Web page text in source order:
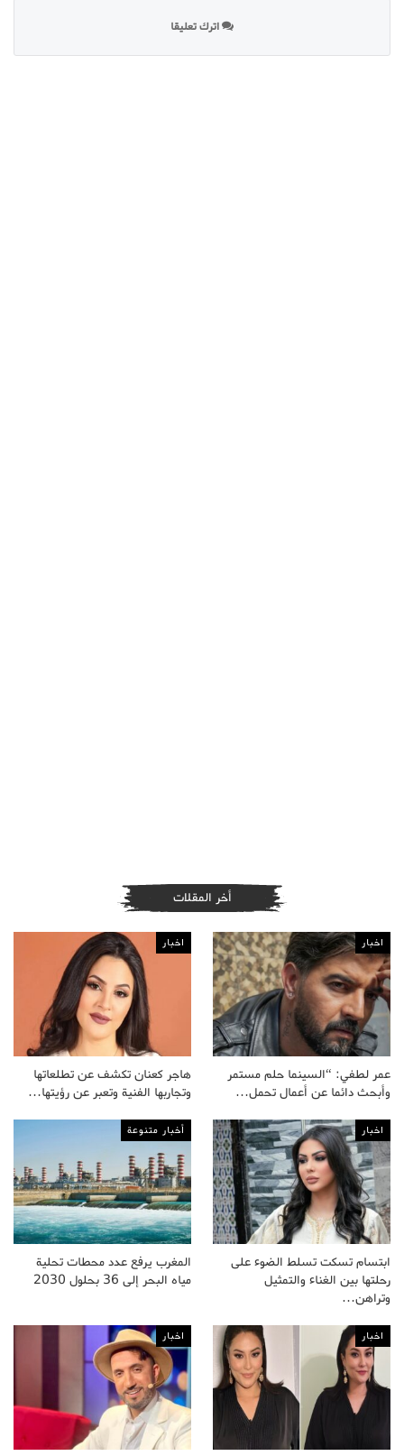
اترك تعليقا
أخر المقلات
اخبار
عمر لطفي: “السينما حلم مستمر
وأبحث دائما عن أعمال تحمل…
اخبار
هاجر كعنان تكشف عن تطلعاتها
وتجاربها الفنية وتعبر عن رؤيتها…
اخبار
ابتسام تسكت تسلط الضوء على
رحلتها بين الغناء والتمثيل
وتراهن…
أخبار متنوعة
المغرب يرفع عدد محطات تحلية
مياه البحر إلى 36 بحلول 2030
اخبار اخبار